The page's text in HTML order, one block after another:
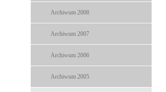
Archiwum 2008
Archiwum 2007
Archiwum 2006
Archiwum 2005